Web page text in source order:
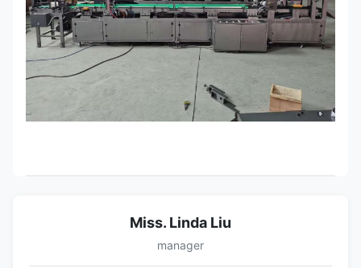
Miss. Linda Liu
manager